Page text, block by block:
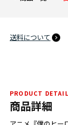
送料について
PRODUCT
商品詳細